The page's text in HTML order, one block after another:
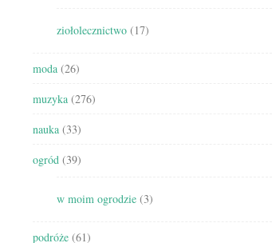
ziołolecznictwo (17)
moda (26)
muzyka (276)
nauka (33)
ogród (39)
w moim ogrodzie (3)
podróże (61)